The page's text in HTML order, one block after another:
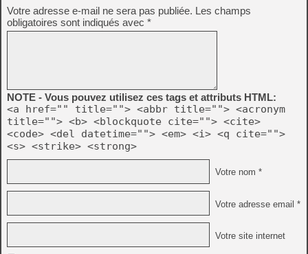
Votre adresse e-mail ne sera pas publiée. Les champs
obligatoires sont indiqués avec *
NOTE - Vous pouvez utilisez ces tags et attributs HTML:
<a href="" title=""> <abbr title=""> <acronym
title=""> <b> <blockquote cite=""> <cite>
<code> <del datetime=""> <em> <i> <q cite="">
<s> <strike> <strong>
Votre nom *
Votre adresse email *
Votre site internet